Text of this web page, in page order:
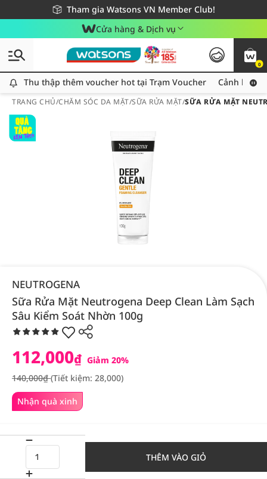
Tham gia Watsons VN Member Club!
Miễn phí giao hàng cho đơn hàng từ 249,000Đ
Giao hàng nhanh 24h - Áp dụng khu vực TP. Hồ Chí Minh
Cửa hàng & Dịch vụ
0
Thu thập thêm voucher hot tại Trạm Voucher
Thu thập thêm voucher hot tại Trạm Voucher Cảnh báo
TRANG CHỦ/CHĂM SÓC DA MẶT/SỮA RỬA MẶT/SỮA RỬA MẶT
NEUTROGENA
Sữa Rửa Mặt Neutrogena Deep Clean Làm Sạch
Sâu Kiểm Soát Nhờn 100g
Nhận quà xinh
112,000₫ Giảm 20%
140,000₫(Tiết kiệm: 28,000)
THÊM VÀO GIỎ